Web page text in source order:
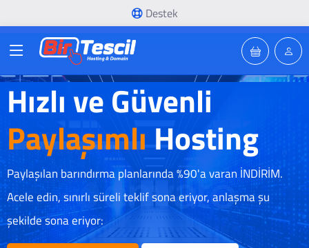
Destek
Hızlı ve Güvenli
Paylaşımlı Hosting
Paylaşılan barındırma planlarında %90'a varan İNDİRİM.
Acele edin, sınırlı süreli teklif sona eriyor, anlaşma şu
şekilde sona eriyor: